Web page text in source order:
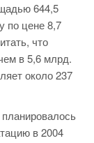
644,5
по цене 8,7
что
в 5,6 млрд.
около 237
в 2004